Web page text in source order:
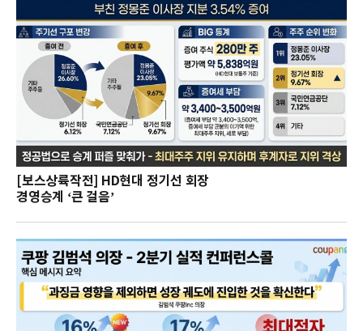
[보스상륙작전] HD현대 정기선 회장
경영승계 ‘큰 걸음’